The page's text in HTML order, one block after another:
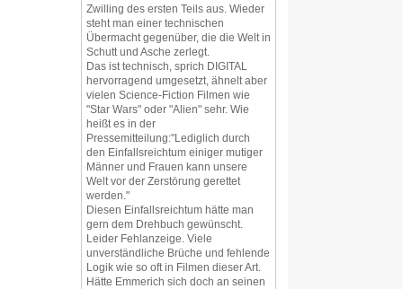
Zwilling des ersten Teils aus. Wieder
steht man einer technischen
Übermacht gegenüber, die die Welt in
Schutt und Asche zerlegt.
Das ist technisch, sprich DIGITAL
hervorragend umgesetzt, ähnelt aber
vielen Science-Fiction Filmen wie
"Star Wars" oder "Alien" sehr. Wie
heißt es in der
Pressemitteilung:"Lediglich durch
den Einfallsreichtum einiger mutiger
Männer und Frauen kann unsere
Welt vor der Zerstörung gerettet
werden."
Diesen Einfallsreichtum hätte man
gern dem Drehbuch gewünscht.
Leider Fehlanzeige. Viele
unverständliche Brüche und fehlende
Logik wie so oft in Filmen dieser Art.
Hätte Emmerich sich doch an seinen